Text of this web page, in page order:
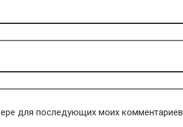
для последующих моих комментариев.